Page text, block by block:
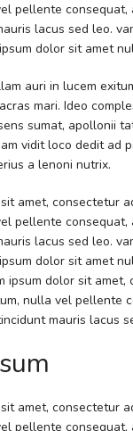
pellente
lacus sed leo.
dolor sit amet
auri in lucem
mari. Ideo
sumat, apollonii
vidit loco dedit ad
a lenoni nutrix.
amet, consectetur
pellente
lacus sed leo.
dolor sit amet
ipsum dolor sit amet,
nulla vel pellente
mauris lacus
amet, consectetur
pellente